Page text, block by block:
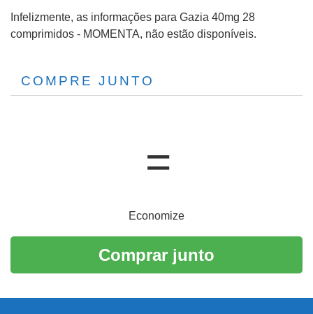
Infelizmente, as informações para Gazia 40mg 28
comprimidos - MOMENTA, não estão disponíveis.
COMPRE JUNTO
Economize
Comprar junto